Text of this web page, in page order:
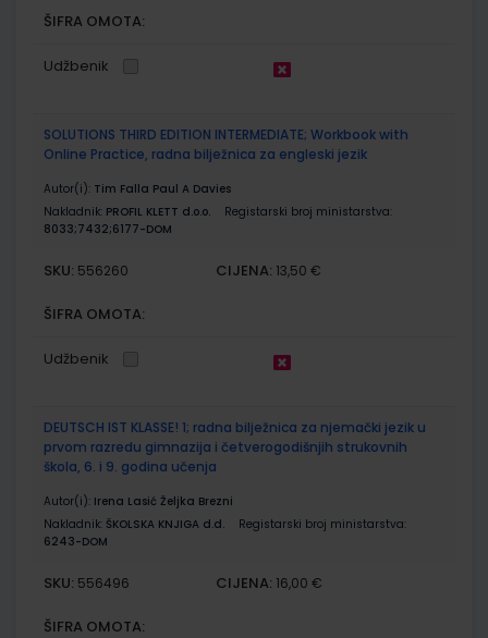
ŠIFRA OMOTA:
Udžbenik
SOLUTIONS THIRD EDITION INTERMEDIATE; Workbook with
Online Practice, radna bilježnica za engleski jezik
Autor(i): Tim Falla Paul A Davies
Nakladnik: PROFIL KLETT d.o.o.
Registarski broj ministarstva:
8033;7432;6177-DOM
SKU: 556260 CIJENA: 13,50 €
ŠIFRA OMOTA:
Udžbenik
DEUTSCH IST KLASSE! 1; radna bilježnica za njemački jezik u
prvom razredu gimnazija i četverogodišnjih strukovnih
škola, 6. i 9. godina učenja
Autor(i): Irena Lasić Željka Brezni
Nakladnik: ŠKOLSKA KNJIGA d.d.
Registarski broj ministarstva:
6243-DOM
SKU: 556496 CIJENA: 16,00 €
ŠIFRA OMOTA: